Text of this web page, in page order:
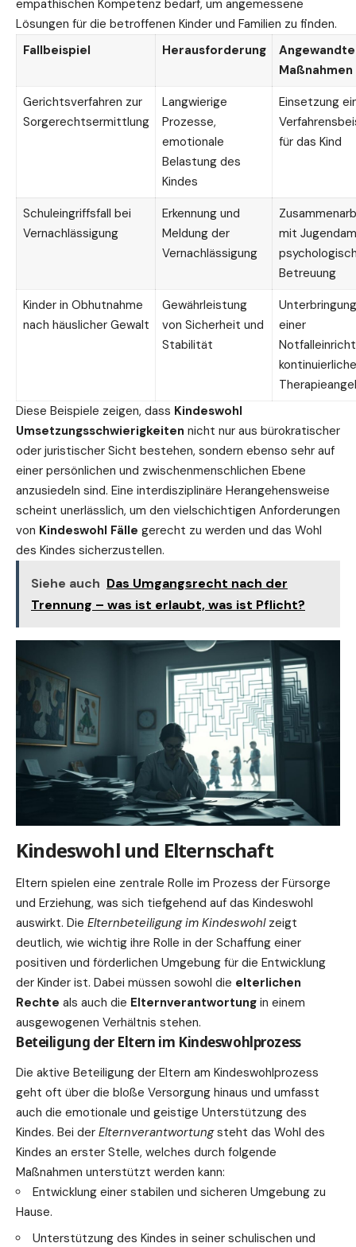
empathischen Kompetenz bedarf, um angemessene
Lösungen für die betroffenen Kinder und Familien zu finden.
Fallbeispiel
Herausforderung
Angewandte
Maßnahmen
Gerichtsverfahren zur
Sorgerechtsermittlung
Langwierige
Prozesse,
emotionale
Belastung des
Kindes
Einsetzung
für das Kind
Schuleingriffsfall bei
Vernachlässigung
Erkennung und
Meldung der
Vernachlässigung
mit
Betreuung
Kinder in Obhutnahme
nach häuslicher Gewalt
Gewährleistung
von Sicherheit und
Stabilität
einer
kontinuierliche
Diese Beispiele zeigen, dass Kindeswohl
Umsetzungsschwierigkeiten nicht nur aus bürokratischer
oder juristischer Sicht bestehen, sondern ebenso sehr auf
einer persönlichen und zwischenmenschlichen Ebene
anzusiedeln sind. Eine interdisziplinäre Herangehensweise
scheint unerlässlich, um den vielschichtigen Anforderungen
von Kindeswohl Fälle gerecht zu werden und das Wohl
des Kindes sicherzustellen.
Siehe auch Das Umgangsrecht nach der
Trennung – was ist erlaubt, was ist Pflicht?
Kindeswohl und Elternschaft
Eltern spielen eine zentrale Rolle im Prozess der Fürsorge
und Erziehung, was sich tiefgehend auf das Kindeswohl
auswirkt. Die Elternbeteiligung im Kindeswohlzeigt
deutlich, wie wichtig ihre Rolle in der Schaffung einer
positiven und förderlichen Umgebung für die Entwicklung
der Kinder ist. Dabei müssen sowohl die elterlichen
Rechte als auch die Elternverantwortung in einem
ausgewogenen Verhältnis stehen.
Beteiligung der Eltern im Kindeswohlprozess
Die aktive Beteiligung der Eltern am Kindeswohlprozess
geht oft über die bloße Versorgung hinaus und umfasst
auch die emotionale und geistige Unterstützung des
Kindes. Bei der Elternverantwortungsteht das Wohl des
Kindes an erster Stelle, welches durch folgende
Maßnahmen unterstützt werden kann:
Entwicklung einer stabilen und sicheren Umgebung zu
Hause.
Unterstützung des Kindes in seiner schulischen und